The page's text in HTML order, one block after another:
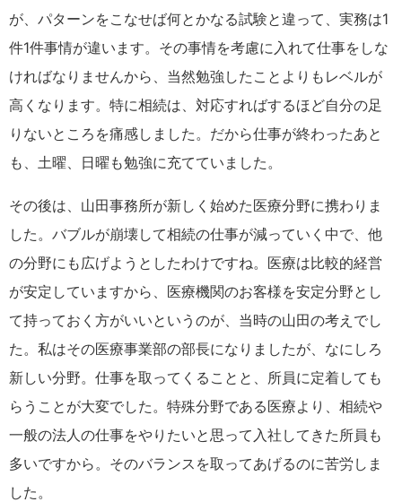
が、パターンをこなせば何とかなる試験と違って、実務は1
件1件事情が違います。その事情を考慮に入れて仕事をしな
ければなりませんから、当然勉強したことよりもレベルが
高くなります。特に相続は、対応すればするほど自分の足
りないところを痛感しました。だから仕事が終わったあと
も、土曜、日曜も勉強に充てていました。
その後は、山田事務所が新しく始めた医療分野に携わりま
した。バブルが崩壊して相続の仕事が減っていく中で、他
の分野にも広げようとしたわけですね。医療は比較的経営
が安定していますから、医療機関のお客様を安定分野とし
て持っておく方がいいというのが、当時の山田の考えでし
た。私はその医療事業部の部長になりましたが、なにしろ
新しい分野。仕事を取ってくることと、所員に定着しても
らうことが大変でした。特殊分野である医療より、相続や
一般の法人の仕事をやりたいと思って入社してきた所員も
多いですから。そのバランスを取ってあげるのに苦労しま
した。